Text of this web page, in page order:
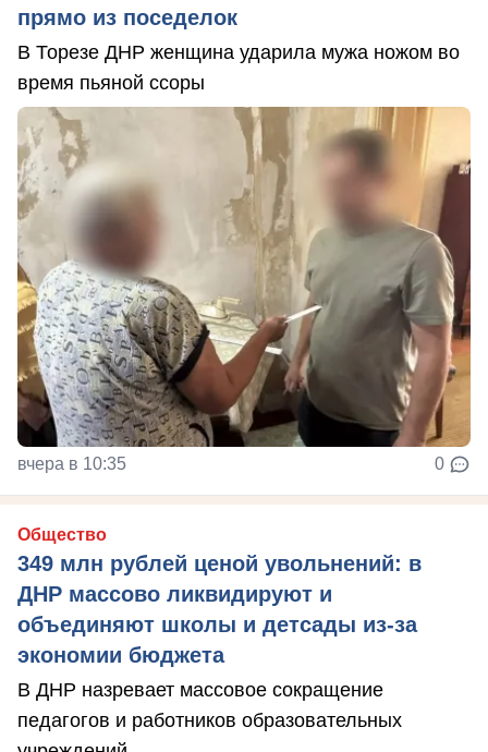
прямо из поседелок
В Торезе ДНР женщина ударила мужа ножом во
время пьяной ссоры
вчера в 10:35 0
Общество
349 млн рублей ценой увольнений: в
ДНР массово ликвидируют и
объединяют школы и детсады из-за
экономии бюджета
В ДНР назревает массовое сокращение
педагогов и работников образовательных